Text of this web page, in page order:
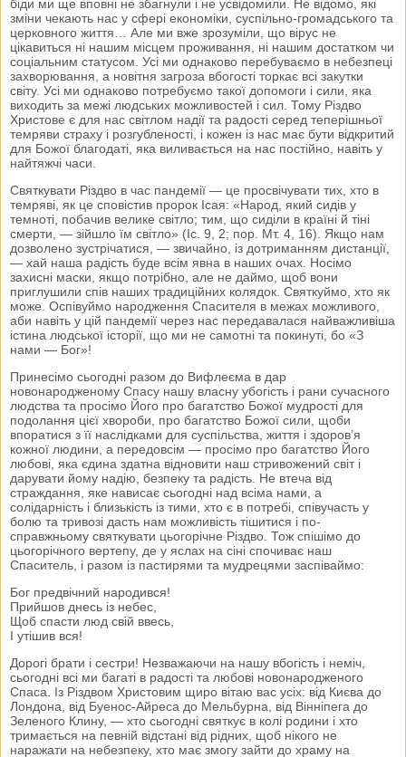
біди ми ще вповні не збагнули і не усвідомили. Не відомо, які
зміни чекають нас у сфері економіки, суспільно-громадського та
церковного життя… Але ми вже зрозуміли, що вірус не
цікавиться ні нашим місцем проживання, ні нашим достатком чи
соціальним статусом. Усі ми однаково перебуваємо в небезпеці
захворювання, а новітня загроза вбогості торкає всі закутки
світу. Усі ми однаково потребуємо такої допомоги і сили, яка
виходить за межі людських можливостей і сил. Тому Різдво
Христове є для нас світлом надії та радості серед теперішньої
темряви страху і розгубленості, і кожен із нас має бути відкритий
для Божої благодаті, яка виливається на нас постійно, навіть у
найтяжчі часи.
Святкувати Різдво в час пандемії — це просвічувати тих, хто в
темряві, як це сповістив пророк Ісая: «Народ, який сидів у
темноті, побачив велике світло; тим, що сиділи в країні й тіні
смерти, — зійшло їм світло» (Іс. 9, 2; пор. Мт. 4, 16). Якщо нам
дозволено зустрічатися, — звичайно, із дотриманням дистанції,
— хай наша радість буде всім явна в наших очах. Носімо
захисні маски, якщо потрібно, але не даймо, щоб вони
приглушили спів наших традиційних колядок. Святкуймо, хто як
може. Оспівуймо народження Спасителя в межах можливого,
аби навіть у цій пандемії через нас передавалася найважливіша
істина людської історії, що ми не самотні та покинуті, бо «З
нами — Бог»!
Принесімо сьогодні разом до Вифлеєма в дар
новонародженому Спасу нашу власну убогість і рани сучасного
людства та просімо Його про багатство Божої мудрості для
подолання цієї хвороби, про багатство Божої сили, щоби
впоратися з її наслідками для суспільства, життя і здоров’я
кожної людини, а передовсім — просімо про багатство Його
любові, яка єдина здатна відновити наш стривожений світ і
дарувати йому надію, безпеку та радість. Не втеча від
страждання, яке нависає сьогодні над всіма нами, а
солідарність і близькість із тими, хто є в потребі, співучасть у
болю та тривозі дасть нам можливість тішитися і по-
справжньому святкувати цьогорічне Різдво. Тож спішімо до
цьогорічного вертепу, де у яслах на сіні спочиває наш
Спаситель, і разом із пастирями та мудрецями заспіваймо:
Бог предвічний народився!
Прийшов днесь із небес,
Щоб спасти люд свій ввесь,
І утішив вся!
Дорогі брати і сестри! Незважаючи на нашу вбогість і неміч,
сьогодні всі ми багаті в радості та любові новонародженого
Спаса. Із Різдвом Христовим щиро вітаю вас усіх: від Києва до
Лондона, від Буенос-Айреса до Мельбурна, від Вінніпега до
Зеленого Клину, — хто сьогодні святкує в колі родини і хто
тримається на певній відстані від рідних, щоб нікого не
наражати на небезпеку, хто має змогу зайти до храму на